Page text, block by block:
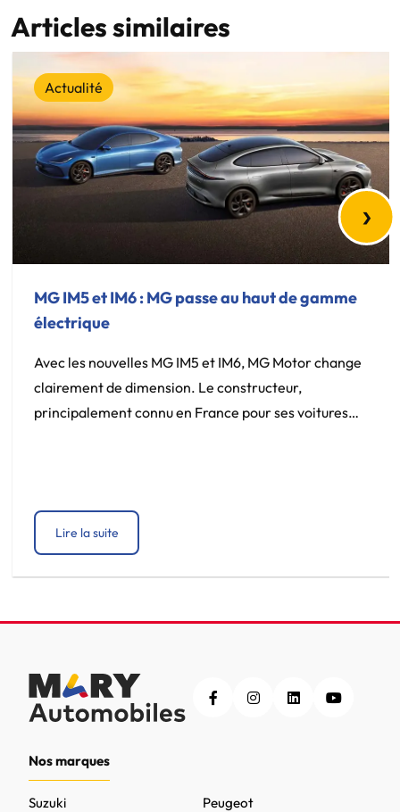
Articles similaires
Actualité
MG IM5 et IM6 : MG passe au haut de gamme
électrique
Avec les nouvelles MG IM5 et IM6, MG Motor change
clairement de dimension. Le constructeur,
principalement connu en France pour ses voitures
commandes sont ouvertes en France depuis le 6
juillet 2026. Ces deux modèles […]
Lire la suite
›
Nos marques
Peugeot
Suzuki